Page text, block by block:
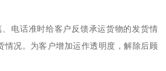
电话准时给客户反馈承运货物的发货情
情况。为客户增加运作透明度，解除后顾